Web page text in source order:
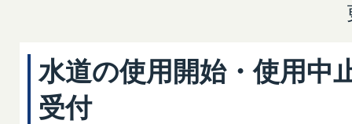
水道の使用開始・使用中
受付